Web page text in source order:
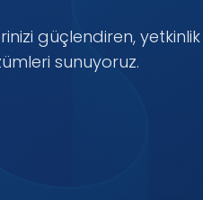
güçlendiren, yetkinlik
sunuyoruz.